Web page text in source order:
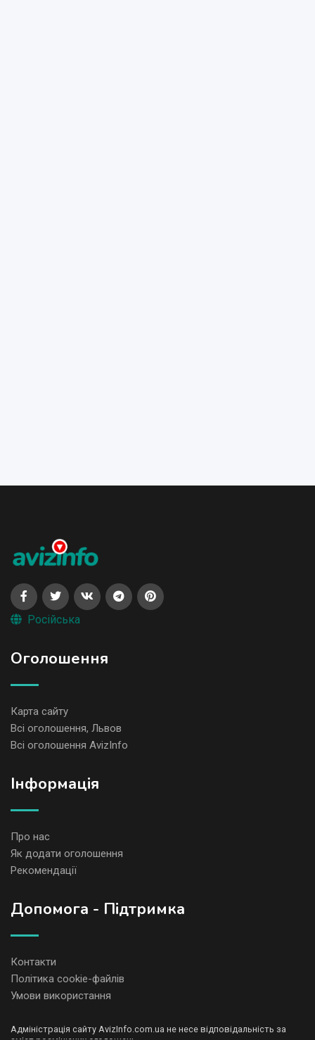
Російська
Оголошення
Карта сайту
Всі оголошення, Львов
Всі оголошення AvizInfo
Iнформація
Про нас
Як додати оголошення
Рекомендації
Допомога - Підтримка
Контакти
Політика cookie-файлів
Умови використання
Адміністрація сайту AvizInfo.com.ua не несе відповідальність за